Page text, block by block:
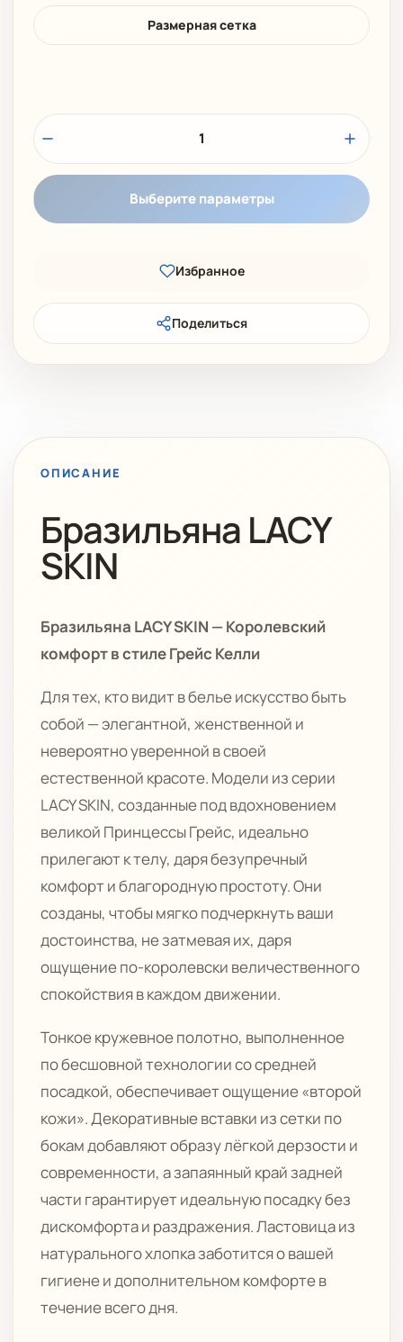
Размерная сетка
1
Выберите параметры
Избранное
Поделиться
ОПИСАНИЕ
Бразильяна LACY
SKIN
Бразильяна LACY SKIN — Королевский
комфорт в стиле Грейс Келли
Для тех, кто видит в белье искусство быть
собой — элегантной, женственной и
невероятно уверенной в своей
естественной красоте. Модели из серии
LACY SKIN, созданные под вдохновением
великой Принцессы Грейс, идеально
прилегают к телу, даря безупречный
комфорт и благородную простоту. Они
созданы, чтобы мягко подчеркнуть ваши
достоинства, не затмевая их, даря
ощущение по-королевски величественного
спокойствия в каждом движении.
Тонкое кружевное полотно, выполненное
по бесшовной технологии со средней
посадкой, обеспечивает ощущение «второй
кожи». Декоративные вставки из сетки по
бокам добавляют образу лёгкой дерзости и
современности, а запаянный край задней
части гарантирует идеальную посадку без
дискомфорта и раздражения. Ластовица из
натурального хлопка заботится о вашей
гигиене и дополнительном комфорте в
течение всего дня.